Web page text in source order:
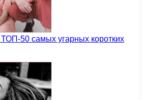
50 самых угарных коротких